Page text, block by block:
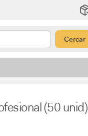
Cercar
(50 unid)